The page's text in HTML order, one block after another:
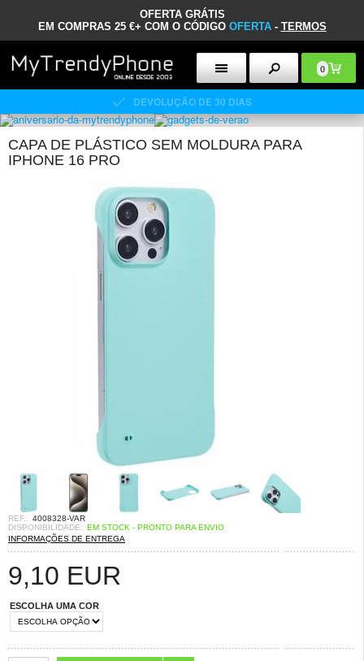
OFERTA GRÁTIS
EM COMPRAS 25 €+ COM O CÓDIGO OFERTA- TERMOS
0
DEVOLUÇÃO DE 30 DIAS
CAPA DE PLÁSTICO SEM MOLDURA PARA
IPHONE 16 PRO
REF.: 4008328-VAR
DISPONIBILIDADE: EM STOCK - PRONTO PARA ENVIO
INFORMAÇÕES DE ENTREGA
9,10 EUR
ESCOLHA UMA COR